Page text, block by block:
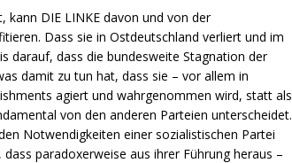
kann DIE LINKE davon und von der
Dass sie in Ostdeutschland verliert und im
darauf, dass die bundesweite Stagnation der
damit zu tun hat, dass sie – vor allem in
agiert und wahrgenommen wird, statt als
von den anderen Parteien unterscheidet.
Notwendigkeiten einer sozialistischen Partei
paradoxerweise aus ihrer Führung heraus –